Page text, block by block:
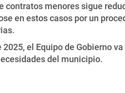
contratos menores sigue
en estos casos por un
2025, el Equipo de Gobierno
del municipio.